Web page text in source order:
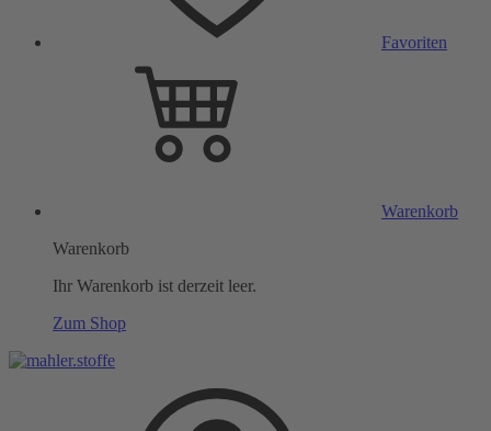
Favoriten
Warenkorb
Warenkorb
Ihr Warenkorb ist derzeit leer.
Zum Shop